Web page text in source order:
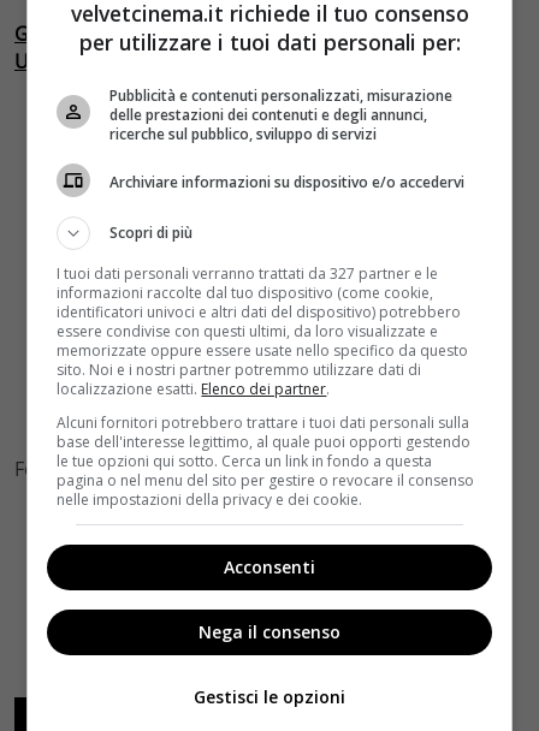
GUARDA LE FOTO DI CHRISTOPH WALTZ IN “DJANGO
UNCHAINED
Foto by Facebook
velvetcinema.it richiede il tuo consenso
per utilizzare i tuoi dati personali per:
Pubblicità e contenuti personalizzati, misurazione
delle prestazioni dei contenuti e degli annunci,
ricerche sul pubblico, sviluppo di servizi
Archiviare informazioni su dispositivo e/o accedervi
Scopri di più
I tuoi dati personali verranno trattati da 327 partner e le
informazioni raccolte dal tuo dispositivo (come cookie,
identificatori univoci e altri dati del dispositivo) potrebbero
essere condivise con questi ultimi, da loro visualizzate e
memorizzate oppure essere usate nello specifico da questo
sito. Noi e i nostri partner potremmo utilizzare dati di
localizzazione esatti. Elenco dei partner.
Alcuni fornitori potrebbero trattare i tuoi dati personali sulla
base dell'interesse legittimo, al quale puoi opporti gestendo
le tue opzioni qui sotto. Cerca un link in fondo a questa
pagina o nel menu del sito per gestire o revocare il consenso
nelle impostazioni della privacy e dei cookie.
Acconsenti
Nega il consenso
Gestisci le opzioni